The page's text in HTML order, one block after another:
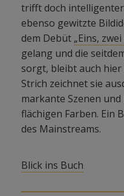
trifft doch
ebenso gewitzte
dem Debüt „Eins,
gelang und die
sorgt, bleibt auch
Strich zeichnet sie
markante Szenen
flächigen Farben. Ein
des Mainstreams.
Blick ins Buch